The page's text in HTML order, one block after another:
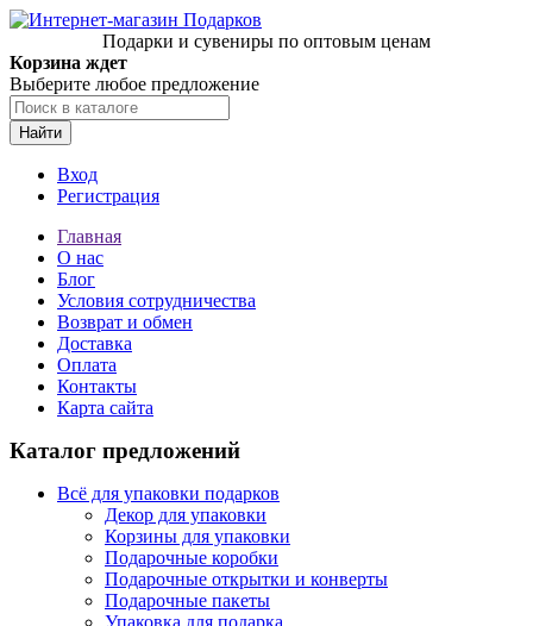
Подарки и сувениры по оптовым ценам
Корзина ждет
Выберите любое предложение
Найти
Вход
Регистрация
Главная
О нас
Блог
Условия сотрудничества
Возврат и обмен
Доставка
Оплата
Контакты
Карта сайта
Каталог предложений
Всё для упаковки подарков
Декор для упаковки
Корзины для упаковки
Подарочные коробки
Подарочные открытки и конверты
Подарочные пакеты
Упаковка для подарка